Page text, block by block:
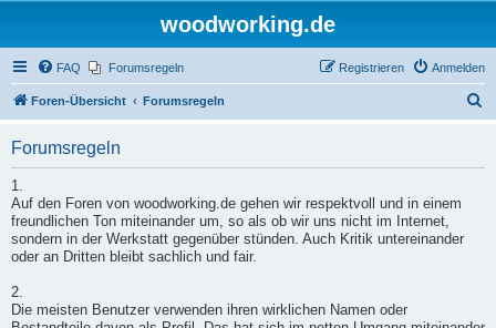
woodworking.de
FAQ Forumsregeln Anmelden
Registrieren
Foren-Übersicht Forumsregeln
Forumsregeln
1.
Auf den Foren von woodworking.de gehen wir respektvoll und in einem
freundlichen Ton miteinander um, so als ob wir uns nicht im Internet,
sondern in der Werkstatt gegenüber stünden. Auch Kritik untereinander
oder an Dritten bleibt sachlich und fair.
2.
Die meisten Benutzer verwenden ihren wirklichen Namen oder